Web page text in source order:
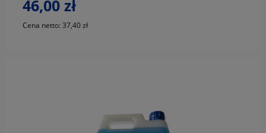
46,00 zł
Cena netto: 37,40 zł